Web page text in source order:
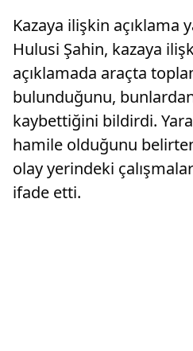
Kazaya ilişkin açıklama
Hulusi Şahin, kazaya
açıklamada araçta
bulunduğunu, bunlardan
kaybettiğini bildirdi.
hamile olduğunu
olay yerindeki
ifade etti.